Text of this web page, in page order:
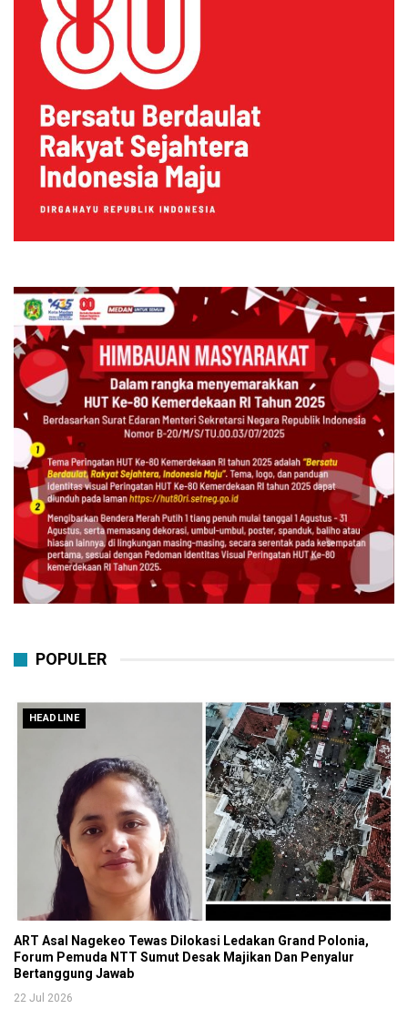
POPULER
HEADLINE
ART Asal Nagekeo Tewas Dilokasi Ledakan Grand Polonia,
Forum Pemuda NTT Sumut Desak Majikan Dan Penyalur
Bertanggung Jawab
22 Jul 2026